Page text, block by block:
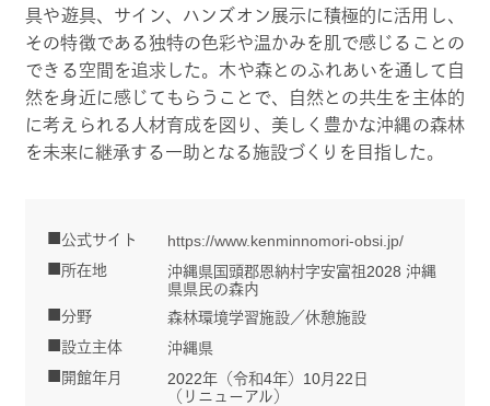
具や遊具、サイン、ハンズオン展示に積極的に活用し、
その特徴である独特の色彩や温かみを肌で感じることの
できる空間を追求した。木や森とのふれあいを通して自
然を身近に感じてもらうことで、自然との共生を主体的
に考えられる人材育成を図り、美しく豊かな沖縄の森林
を未来に継承する一助となる施設づくりを目指した。
公式サイト
https://www.kenminnomori-obsi.jp/
所在地
沖縄県国頭郡恩納村字安富祖2028 沖縄
県県民の森内
分野
森林環境学習施設／休憩施設
設立主体
沖縄県
開館年月
2022年（令和4年）10月22日
（リニューアル）